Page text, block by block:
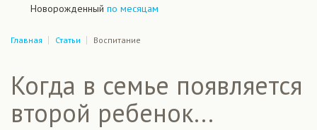
Новорожденный по месяцам
Главная Статьи Воспитание
Когда в семье появляется
второй ребенок...